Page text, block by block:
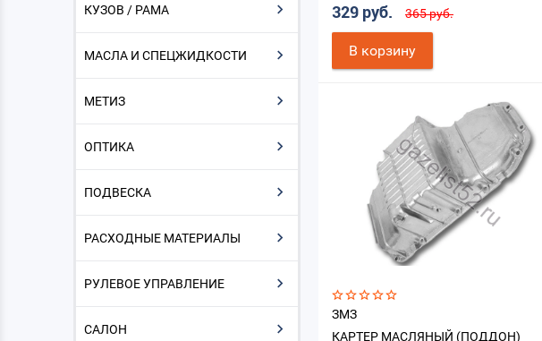
КУЗОВ / РАМА
МАСЛА И СПЕЦЖИДКОСТИ
МЕТИЗ
ОПТИКА
ПОДВЕСКА
РАСХОДНЫЕ МАТЕРИАЛЫ
РУЛЕВОЕ УПРАВЛЕНИЕ
САЛОН
329 руб. 365 руб.
В корзину
ЗМЗ
КАРТЕР МАСЛЯНЫЙ (ПОДДОН)